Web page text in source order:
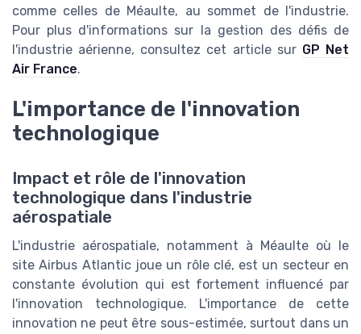
comme celles de Méaulte, au sommet de l'industrie.
Pour plus d'informations sur la gestion des défis de
l'industrie aérienne, consultez cet article sur GP Net
Air France.
L'importance de l'innovation
technologique
Impact et rôle de l'innovation
technologique dans l'industrie
aérospatiale
L'industrie aérospatiale, notamment à Méaulte où le
site Airbus Atlantic joue un rôle clé, est un secteur en
constante évolution qui est fortement influencé par
l'innovation technologique. L'importance de cette
innovation ne peut être sous-estimée, surtout dans un